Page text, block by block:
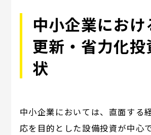
中小企業におけ
更新・省力化投
状
中小企業においては、直面する
応を目的とした設備投資が中心